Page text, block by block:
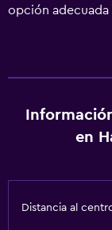
opción adecuada
en
Distancia al